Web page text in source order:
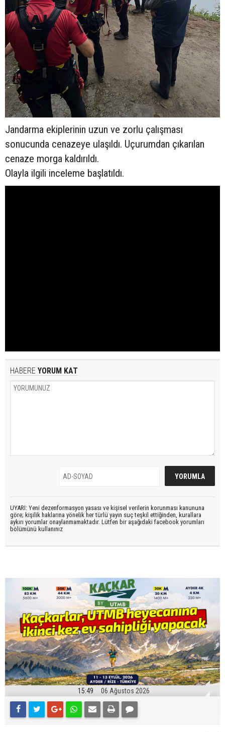
Jandarma ekiplerinin uzun ve zorlu çalışması
sonucunda cenazeye ulaşıldı. Uçurumdan çıkarılan
cenaze morga kaldırıldı.
Olayla ilgili inceleme başlatıldı.
HABERE YORUM KAT
UYARI: Yeni dezenformasyon yasası ve kişisel verilerin korunması kanununa
göre; kişilik haklarına yönelik her türlü yayın suç teşkil ettiğinden, kurallara
aykırı yorumlar onaylanmamaktadır. Lütfen bir aşağıdaki facebook yorumları
bölümünü kullanınız
15:49 06 Ağustos 2026